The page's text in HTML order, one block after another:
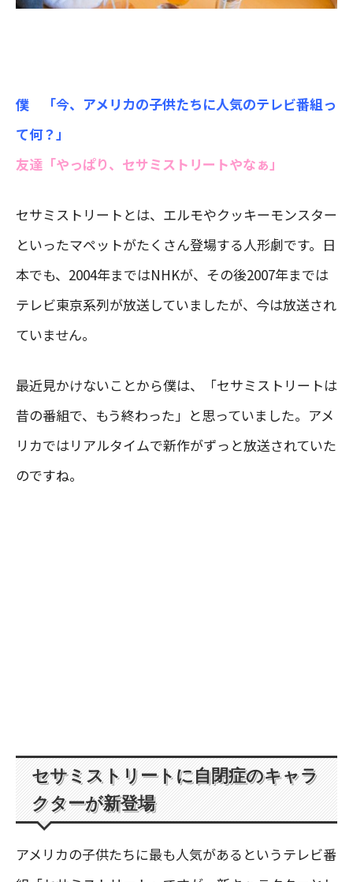
僕 「今、アメリカの子供たちに人気のテレビ番組っ
て何？」
友達「やっぱり、セサミストリートやなぁ」
セサミストリートとは、エルモやクッキーモンスター
といったマペットがたくさん登場する人形劇です。日
本でも、2004年まではNHKが、その後2007年までは
テレビ東京系列が放送していましたが、今は放送され
ていません。
最近見かけないことから僕は、「セサミストリートは
昔の番組で、もう終わった」と思っていました。アメ
リカではリアルタイムで新作がずっと放送されていた
のですね。
セサミストリートに自閉症のキャラ
クターが新登場
アメリカの子供たちに最も人気があるというテレビ番